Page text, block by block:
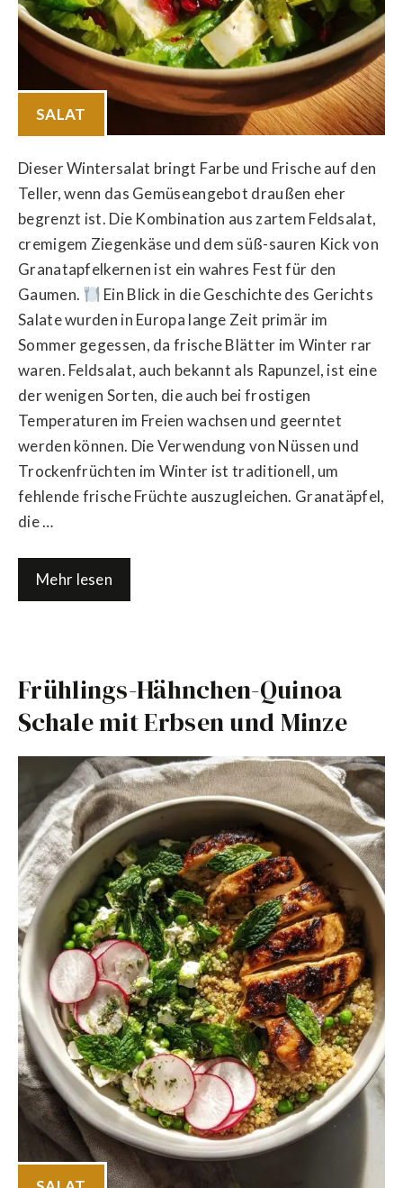
SALAT
Dieser Wintersalat bringt Farbe und Frische auf den
Teller, wenn das Gemüseangebot draußen eher
begrenzt ist. Die Kombination aus zartem Feldsalat,
cremigem Ziegenkäse und dem süß-sauren Kick von
Granatapfelkernen ist ein wahres Fest für den
Gaumen.
Ein Blick in die Geschichte des Gerichts
Salate wurden in Europa lange Zeit primär im
Sommer gegessen, da frische Blätter im Winter rar
waren. Feldsalat, auch bekannt als Rapunzel, ist eine
der wenigen Sorten, die auch bei frostigen
Temperaturen im Freien wachsen und geerntet
werden können. Die Verwendung von Nüssen und
Trockenfrüchten im Winter ist traditionell, um
fehlende frische Früchte auszugleichen. Granatäpfel,
die …
Mehr lesen
Frühlings-Hähnchen-Quinoa
Schale mit Erbsen und Minze